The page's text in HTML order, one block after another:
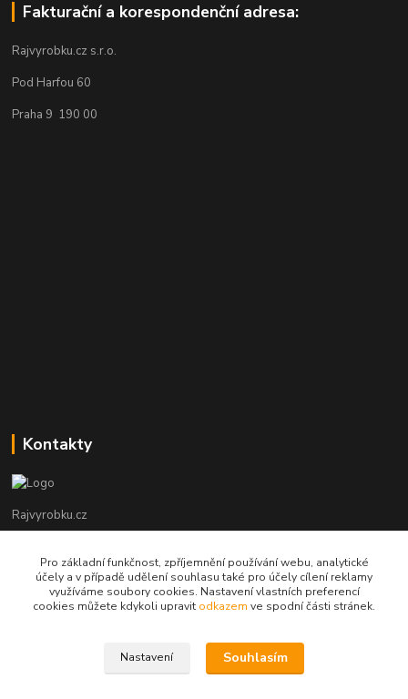
Fakturační a korespondenční adresa:
Rajvyrobku.cz s.r.o.
Pod Harfou 60
Praha 9 190 00
Kontakty
Rajvyrobku.cz
+420 735 538 799
info@rajvyrobku.cz
Pro základní funkčnost, zpříjemnění používání webu, analytické
účely a v případě udělení souhlasu také pro účely cílení reklamy
využíváme soubory cookies. Nastavení vlastních preferencí
cookies můžete kdykoli upravit odkazem ve spodní části stránek.
Nastavení Souhlasím